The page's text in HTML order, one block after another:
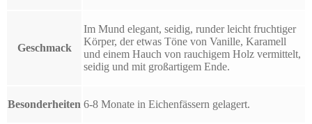
Geschmack
Im Mund elegant, seidig, runder leicht fruchtiger
Körper, der etwas Töne von Vanille, Karamell
und einem Hauch von rauchigem Holz vermittelt,
seidig und mit großartigem Ende.
Besonderheiten 6-8 Monate in Eichenfässern gelagert.